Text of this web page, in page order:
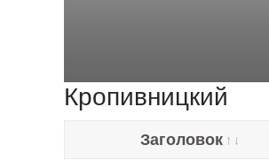
Кропивницкий
Заголовок